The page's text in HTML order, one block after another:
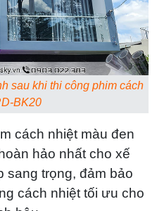
sau khi thi công phim cách
BK20
cách nhiệt màu đen
hảo nhất cho xế
sang trọng, đảm bảo
cách nhiệt tối ưu cho